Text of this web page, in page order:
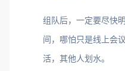
组队后，一定要尽快
间，哪怕只是线上会
活，其他人划水。